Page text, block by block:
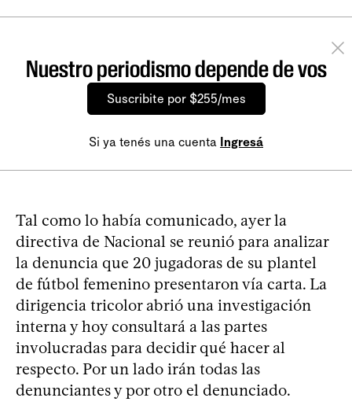
Nuestro periodismo depende de vos
Suscribite por $255/mes
Si ya tenés una cuenta Ingresá
Tal como lo había comunicado, ayer la
directiva de Nacional se reunió para analizar
la denuncia que 20 jugadoras de su plantel
de fútbol femenino presentaron vía carta. La
dirigencia tricolor abrió una investigación
interna y hoy consultará a las partes
involucradas para decidir qué hacer al
respecto. Por un lado irán todas las
denunciantes y por otro el denunciado.